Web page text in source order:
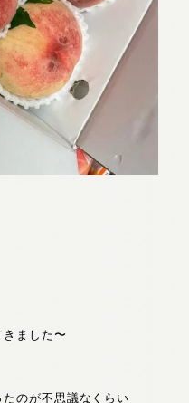
ました〜
のが不思議なくらい